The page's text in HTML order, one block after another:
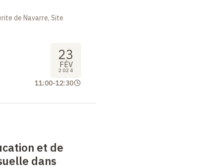
de Navarre, Site
23
FÉV
2024
11:00-12:30
et de
dans